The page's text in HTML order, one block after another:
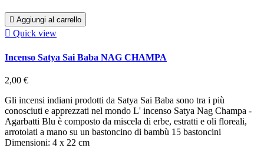
 Aggiungi al carrello
 Quick view
Incenso Satya Sai Baba NAG CHAMPA
2,00 €
Gli incensi indiani prodotti da Satya Sai Baba sono tra i più
conosciuti e apprezzati nel mondo L' incenso Satya Nag Champa -
Agarbatti Blu è composto da miscela di erbe, estratti e oli floreali,
arrotolati a mano su un bastoncino di bambù 15 bastoncini
Dimensioni: 4 x 22 cm